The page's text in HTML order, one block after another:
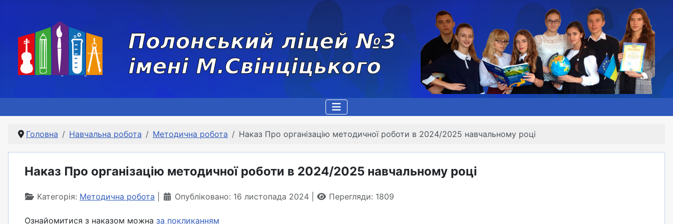
Головна Навчальна робота Методична робота Наказ Про організацію методичної роботи в 2024/2025 навчальному році
Наказ Про організацію методичної роботи в 2024/2025 навчальному році
Категорія: Методична робота Опубліковано: 16 листопада 2024 Перегляди: 1809
Ознайомитися з наказом можна за покликанням